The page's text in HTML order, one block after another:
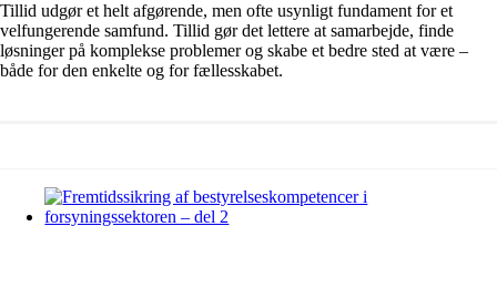
Tillid udgør et helt afgørende, men ofte usynligt fundament for et
velfungerende samfund. Tillid gør det lettere at samarbejde, finde
løsninger på komplekse problemer og skabe et bedre sted at være –
både for den enkelte og for fællesskabet.